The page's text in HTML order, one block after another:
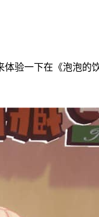
验一下在《泡泡的